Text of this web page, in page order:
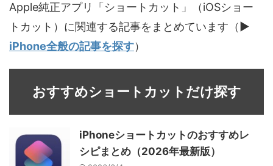
Apple純正アプリ「ショートカット」（iOSショー
トカット）に関連する記事をまとめています（▶
iPhone全般の記事を探す）
おすすめショートカットだけ探す
iPhoneショートカットのおすすめレ
シピまとめ（2026年最新版）